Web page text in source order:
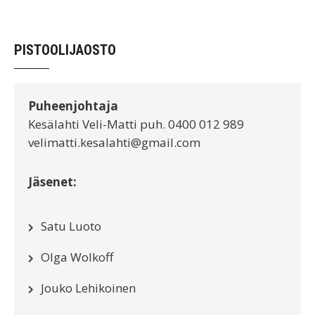
PISTOOLIJAOSTO
Puheenjohtaja
Kesälahti Veli-Matti puh. 0400 012 989
velimatti.kesalahti@gmail.com
Jäsenet:
Satu Luoto
Olga Wolkoff
Jouko Lehikoinen